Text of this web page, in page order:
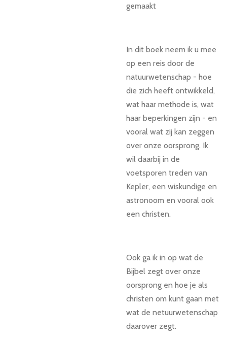
gemaakt
In dit boek neem ik u mee
op een reis door de
natuurwetenschap - hoe
die zich heeft ontwikkeld,
wat haar methode is, wat
haar beperkingen zijn - en
vooral wat zij kan zeggen
over onze oorsprong. Ik
wil daarbij in de
voetsporen treden van
Kepler, een wiskundige en
astronoom en vooral ook
een christen.
Ook ga ik in op wat de
Bijbel zegt over onze
oorsprong en hoe je als
christen om kunt gaan met
wat de netuurwetenschap
daarover zegt.